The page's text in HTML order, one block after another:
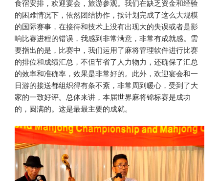
食宿安排，欢迎宴会，旅游参观。我们在缺乏资金和经验
的困难情况下，依然团结协作，按计划完成了这么大规模
的国际赛事，在接待和技术上没有出现大的失误或者是影
响比赛进程的错误，我感到非常满意，非常有成就感。需
要指出的是，比赛中，我们运用了麻将管理软件进行比赛
的排位和成绩汇总，不但节省了人力物力，还确保了汇总
的效率和准确率，效果是非常好的。此外，欢迎宴会和一
日游的接送都组织得有条不紊，非常周到暖心，受到了大
家的一致好评。总体来讲，本届世界麻将锦标赛是成功
的，圆满的。这是最最主要的成就。